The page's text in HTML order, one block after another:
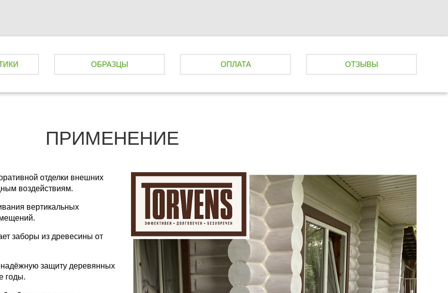
ОБРАЗЦЫ ОПЛАТА ОТЗЫВЫ
ПРИМЕНЕНИЕ
отделки внешних
воздействиям.
вертикальных
заборы из древесины от
защиту деревянных
годы.